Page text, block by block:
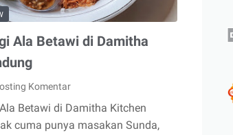
Ala Betawi di Damitha
Komentar
Betawi di Damitha Kitchen
cuma punya masakan Sunda,